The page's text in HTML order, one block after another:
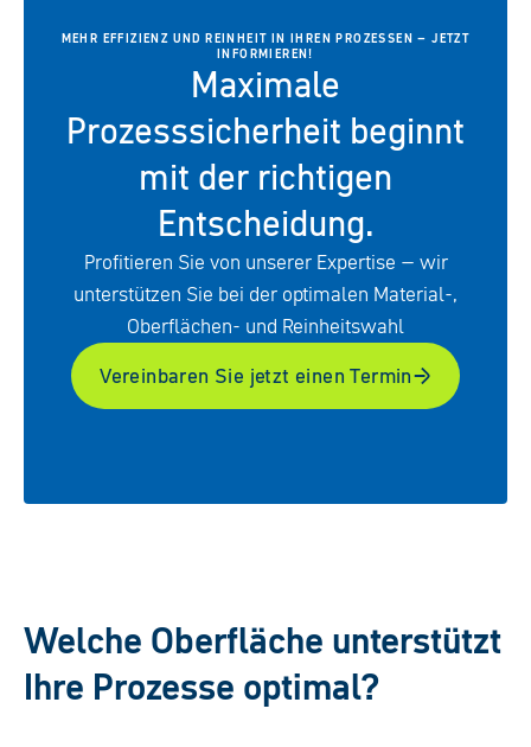
MEHR EFFIZIENZ UND REINHEIT IN IHREN PROZESSEN – JETZT
INFORMIEREN!
Maximale
Prozesssicherheit beginnt
mit der richtigen
Entscheidung.
Profitieren Sie von unserer Expertise – wir
unterstützen Sie bei der optimalen Material-,
Oberflächen- und Reinheitswahl
Vereinbaren Sie jetzt einen Termin
Welche Oberfläche unterstützt
Ihre Prozesse optimal?